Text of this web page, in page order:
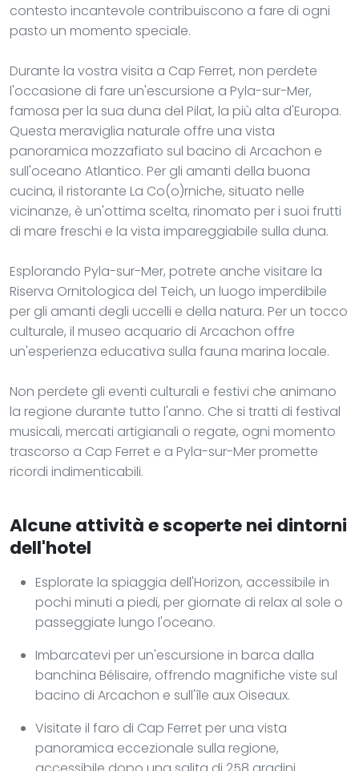
contesto incantevole contribuiscono a fare di ogni
pasto un momento speciale.
Durante la vostra visita a Cap Ferret, non perdete
l'occasione di fare un'escursione a Pyla-sur-Mer,
famosa per la sua duna del Pilat, la più alta d'Europa.
Questa meraviglia naturale offre una vista
panoramica mozzafiato sul bacino di Arcachon e
sull'oceano Atlantico. Per gli amanti della buona
cucina, il ristorante La Co(o)rniche, situato nelle
vicinanze, è un'ottima scelta, rinomato per i suoi frutti
di mare freschi e la vista impareggiabile sulla duna.
Esplorando Pyla-sur-Mer, potrete anche visitare la
Riserva Ornitologica del Teich, un luogo imperdibile
per gli amanti degli uccelli e della natura. Per un tocco
culturale, il museo acquario di Arcachon offre
un'esperienza educativa sulla fauna marina locale.
Non perdete gli eventi culturali e festivi che animano
la regione durante tutto l'anno. Che si tratti di festival
musicali, mercati artigianali o regate, ogni momento
trascorso a Cap Ferret e a Pyla-sur-Mer promette
ricordi indimenticabili.
Alcune attività e scoperte nei dintorni
dell'hotel
Esplorate la spiaggia dell'Horizon, accessibile in
pochi minuti a piedi, per giornate di relax al sole o
passeggiate lungo l'oceano.
Imbarcatevi per un'escursione in barca dalla
banchina Bélisaire, offrendo magnifiche viste sul
bacino di Arcachon e sull'île aux Oiseaux.
Visitate il faro di Cap Ferret per una vista
panoramica eccezionale sulla regione,